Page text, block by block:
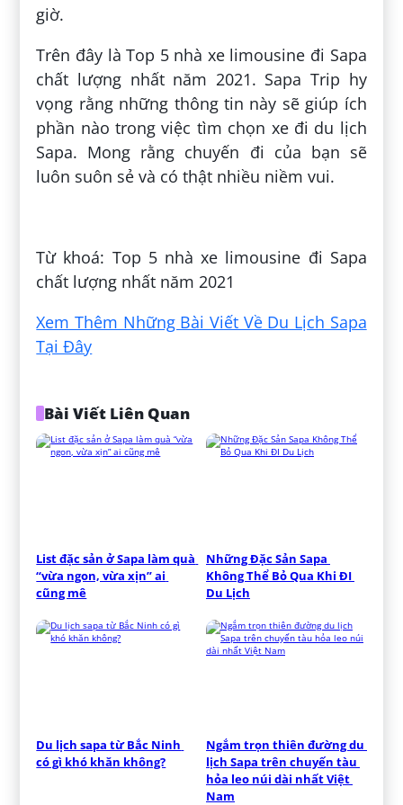
giờ.
Trên đây là Top 5 nhà xe limousine đi Sapa
chất lượng nhất năm 2021. Sapa Trip hy
vọng rằng những thông tin này sẽ giúp ích
phần nào trong việc tìm chọn xe đi du lịch
Sapa. Mong rằng chuyến đi của bạn sẽ
luôn suôn sẻ và có thật nhiều niềm vui.
Từ khoá: Top 5 nhà xe limousine đi Sapa
chất lượng nhất năm 2021
Xem Thêm Những Bài Viết Về Du Lịch Sapa
Tại Đây
Bài Viết Liên Quan
List đặc sản ở Sapa làm quà
“vừa ngon, vừa xịn” ai
cũng mê
Những Đặc Sản Sapa
Không Thể Bỏ Qua Khi ĐI
Du Lịch
Du lịch sapa từ Bắc Ninh
có gì khó khăn không?
Ngắm trọn thiên đường du
lịch Sapa trên chuyến tàu
hỏa leo núi dài nhất Việt
Nam